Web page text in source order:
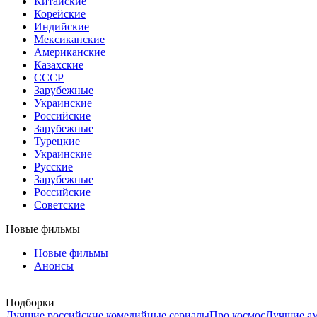
Корейские
Индийские
Мексиканские
Американские
Казахские
СССР
Зарубежные
Украинские
Российские
Зарубежные
Турецкие
Украинские
Русские
Зарубежные
Российские
Советские
Новые фильмы
Новые фильмы
Анонсы
Подборки